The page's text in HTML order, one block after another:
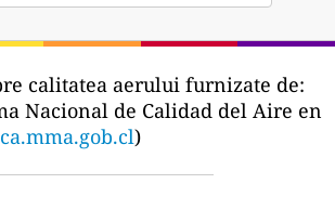
calitatea aerului furnizate de:
Nacional de Calidad del Aire en
)